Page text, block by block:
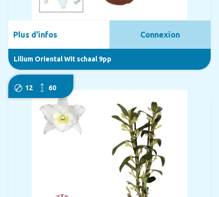
Lilium Oriental Wit schaal 9pp
Plus d'infos Connexion
12 60